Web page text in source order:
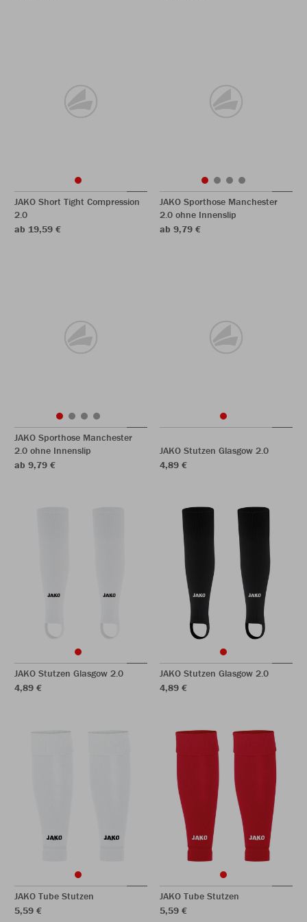
JAKO Short Tight Compression
2.0
ab 19,59 €
JAKO Sporthose Manchester
2.0 ohne Innenslip
ab 9,79 €
JAKO Sporthose Manchester
2.0 ohne Innenslip
ab 9,79 €
JAKO Stutzen Glasgow 2.0
4,89 €
JAKO Stutzen Glasgow 2.0
4,89 €
JAKO Stutzen Glasgow 2.0
4,89 €
JAKO Tube Stutzen
5,59 €
JAKO Tube Stutzen
5,59 €